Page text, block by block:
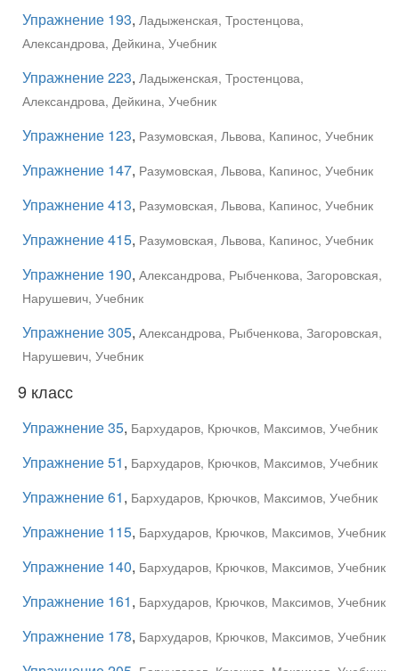
Упражнение 193, Ладыженская, Тростенцова,
Александрова, Дейкина, Учебник
Упражнение 223, Ладыженская, Тростенцова,
Александрова, Дейкина, Учебник
Упражнение 123, Разумовская, Львова, Капинос, Учебник
Упражнение 147, Разумовская, Львова, Капинос, Учебник
Упражнение 413, Разумовская, Львова, Капинос, Учебник
Упражнение 415, Разумовская, Львова, Капинос, Учебник
Упражнение 190, Александрова, Рыбченкова, Загоровская,
Нарушевич, Учебник
Упражнение 305, Александрова, Рыбченкова, Загоровская,
Нарушевич, Учебник
9 класс
Упражнение 35, Бархударов, Крючков, Максимов, Учебник
Упражнение 51, Бархударов, Крючков, Максимов, Учебник
Упражнение 61, Бархударов, Крючков, Максимов, Учебник
Упражнение 115, Бархударов, Крючков, Максимов, Учебник
Упражнение 140, Бархударов, Крючков, Максимов, Учебник
Упражнение 161, Бархударов, Крючков, Максимов, Учебник
Упражнение 178, Бархударов, Крючков, Максимов, Учебник